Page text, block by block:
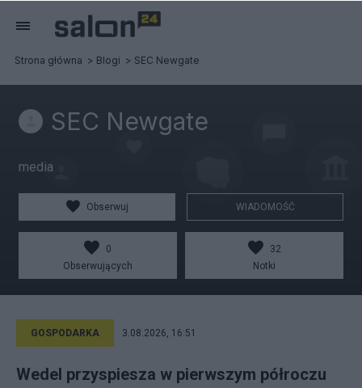
Strona główna Blogi SEC Newgate
SEC Newgate
media
Obserwuj WIADOMOŚĆ
0
Obserwujących
32
Notki
GOSPODARKA 3.08.2026, 16:51
Wedel przyspiesza w pierwszym półroczu